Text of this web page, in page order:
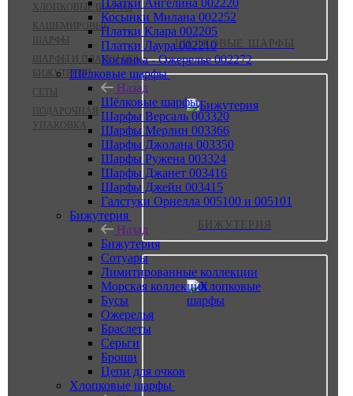
ХЛОПКОВЫЕ ШАРФЫ
КАШЕМИРОВЫЕ
ШАРФЫ
ШАРФЫ И ПЛАТКИ БЕЗ
БИЖУТЕРИИ
СЕТЫ
ПОДАРОЧНАЯ
УПАКОВКА
ШЁЛКОВЫЕ ШАРФЫ
БИЖУТЕРИЯ
Платки Ангелина 002220
Косынки Милана 002252
Платки Клара 002205
Платки Лаура 002210
Косынка - Ожерелье 002272
Шёлковые шарфы
Назад
Шёлковые шарфы
Шарфы Версаль 003320
Шарфы Мерлин 003366
Шарфы Джолана 003350
Шарфы Ружена 003324
Шарфы Джанет 003416
Шарфы Джейн 003415
Галстуки Орнелла 005100 и 005101
Бижутерия
Назад
Бижутерия
Сотуары
Лимитированные коллекции
Морская коллекция
Бусы
Ожерелья
Браслеты
Серьги
Броши
Цепи для очков
Хлопковые шарфы